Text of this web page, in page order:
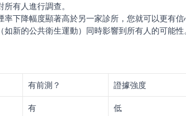
有人進行調查。
下降幅度顯著高於另一家診所，您就可以更有信
新的公共衛生運動）同時影響到所有人的可能性
有前測？ 證據強度
有 低